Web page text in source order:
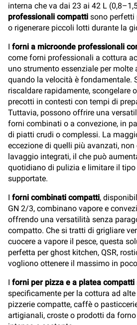
interna che va dai 23 ai 42 L
professionali compatti sono perfetti
o rigenerare piccoli lotti durante la
I forni a microonde professionali
come forni professionali a cottura
uno strumento essenziale per
quando la velocità è fondamentale.
riscaldare rapidamente, scongelare
precotti in contesti con tempi di
Tuttavia, possono offrire una
forni combinati o a convezione, in
di piatti crudi o complessi. La
eccezione di quelli più avanzati,
lavaggio integrati, il che può
quotidiano di pulizia e limitare il
supportate.
I forni combinati compatti,
GN 2/3, combinano vapore e
offrendo una versatilità senza
compatto. Che si tratti di grigliare
cuocere a vapore il pesce, questa
perfetta per ghost kitchen, QSR,
vogliono ottenere il massimo in
I forni per pizza e a platea compatti
specificamente per la cottura ad
pizzerie compatte, caffè o
artigianali, croste o prodotti da